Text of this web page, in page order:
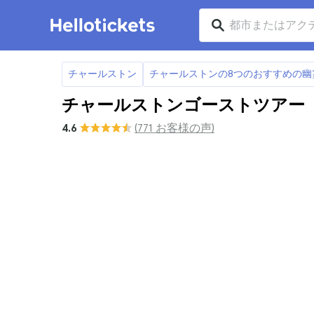
チャールストン チャールストンの8つのおすすめの
チャールストンゴーストツアー
4.6 (771 お客様の声)